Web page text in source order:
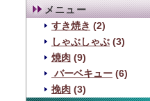
メニュー
すき焼き (2)
しゃぶしゃぶ (3)
焼肉 (9)
バーベキュー (6)
挽肉 (3)